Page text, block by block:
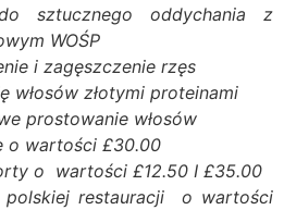
sztucznego oddychania z
WOŚP
i zagęszczenie rzęs
włosów złotymi proteinami
prostowanie włosów
o wartości £30.00
o wartości £12.50 I £35.00
restauracji o wartości